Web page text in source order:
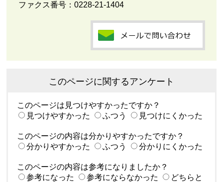
ファクス番号：0228-21-1404
このページに関するアンケート
このページは見つけやすかったですか？
見つけやすかった
ふつう 見つけにくかった
このページの内容は分かりやすかったですか？
分かりやすかった
ふつう 分かりにくかった
このページの内容は参考になりましたか？
参考になった
参考にならなかった
どちらと